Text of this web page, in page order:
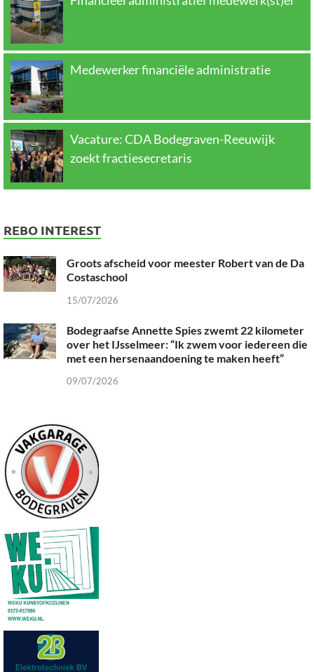
Medewerker financiële administratie
Vacature: CDA Bodegraven-Reeuwijk
zoekt fractiesecretaris
REBO INTEREST
Groots afscheid voor meester Robert van de Da
Costaschool
15/07/2026
Bodegraafse Annette Spies zwemt 22 kilometer
over het IJsselmeer: “Ik zwem voor iedereen die
met een hersenaandoening te maken heeft”
09/07/2026